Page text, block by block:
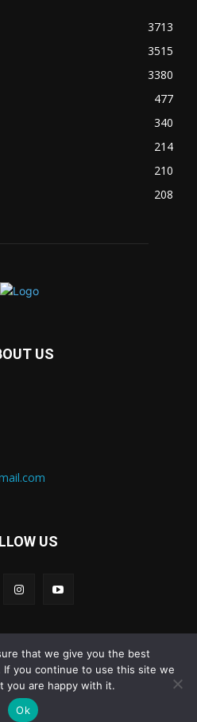
3713
3515
3380
477
340
214
210
208
US
US
CONTACT
that we give you the best
you continue to use this site we
you are happy with it.
Ok